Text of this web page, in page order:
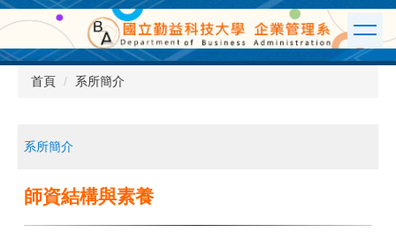
跳
主
要
首頁 系所簡介
系所簡介
師資結構與素養